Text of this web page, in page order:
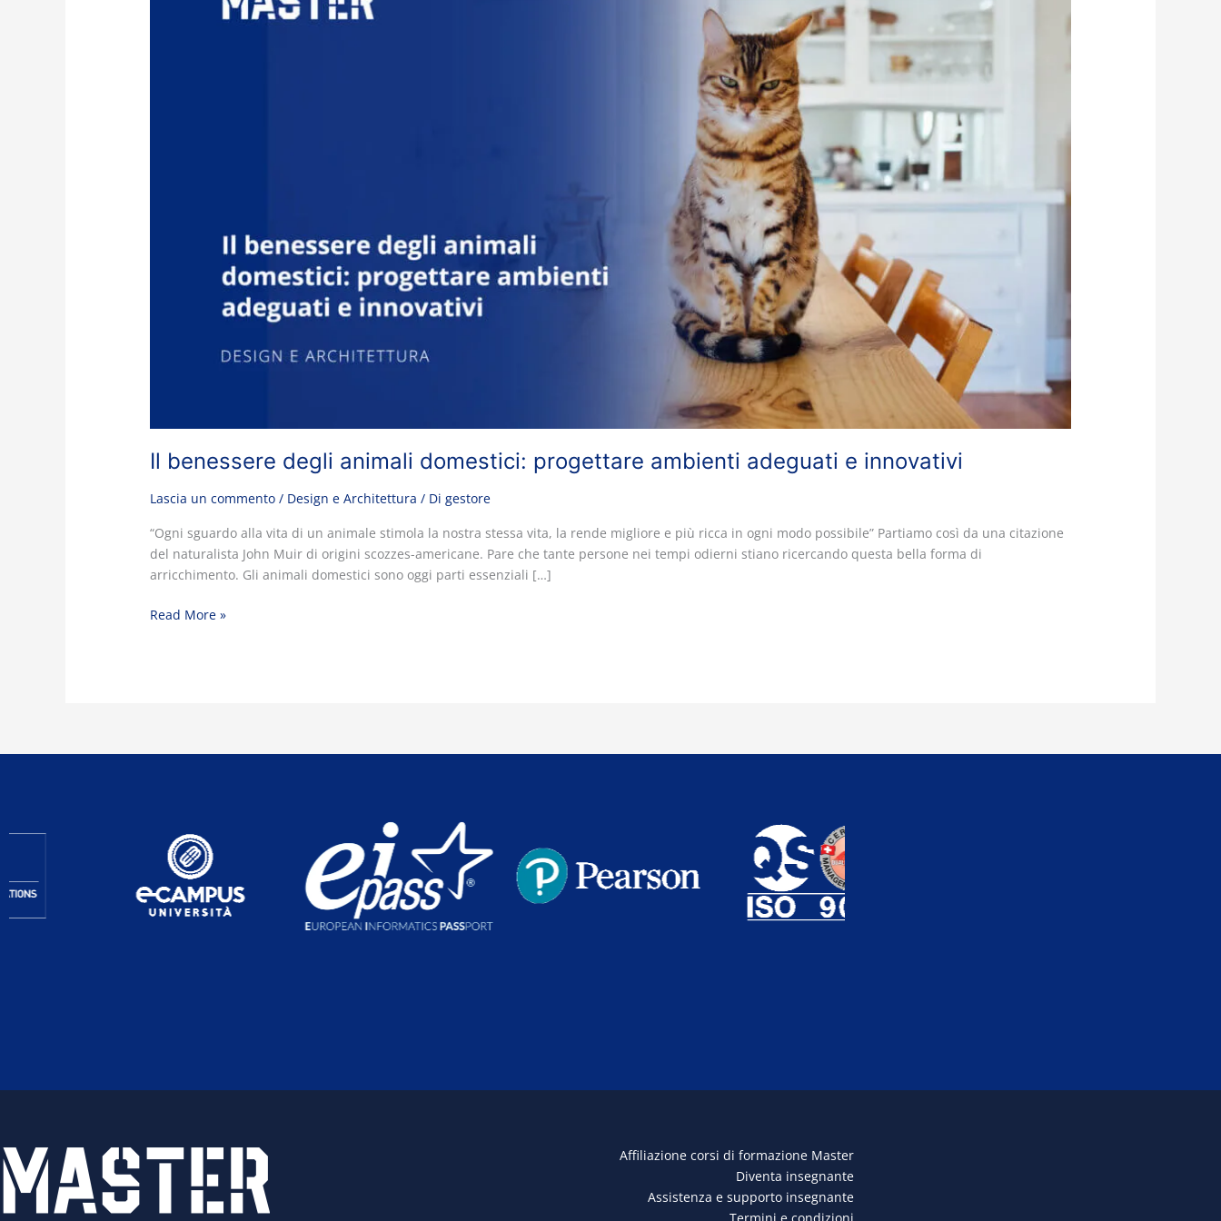
Il benessere degli animali domestici: progettare ambienti adeguati e innovativi
Lascia un commento / Design e Architettura / Digestore
“Ogni sguardo alla vita di un animale stimola la nostra stessa vita, la rende migliore e più ricca in ogni modo possibile” Partiamo così da una citazione
del naturalista John Muir di origini scozzes-americane. Pare che tante persone nei tempi odierni stiano ricercando questa bella forma di
arricchimento. Gli animali domestici sono oggi parti essenziali […]
Read More »
Affiliazione corsi di formazione Master
Diventa insegnante
Assistenza e supporto insegnante